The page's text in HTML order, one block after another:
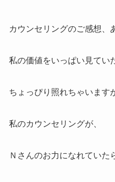
カウンセリングのご感想、
私の価値をいっぱい見てい
ちょっぴり照れちゃいます
私のカウンセリングが、
Ｎさんのお力になれていた